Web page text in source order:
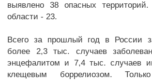
выявлено 38 опасных
области - 23.
Всего за прошлый год в России
более 2,3 тыс. случаев
энцефалитом и 7,4 тыс. случаев
клещевым боррелиозом.